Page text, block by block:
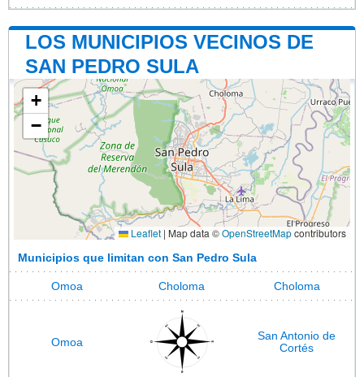
LOS MUNICIPIOS VECINOS DE
SAN PEDRO SULA
+
−
Leaflet | Map data ©OpenStreetMapcontributors
Municipios que limitan con San Pedro Sula
Omoa Choloma Choloma
Omoa
San Antonio de
Cortés